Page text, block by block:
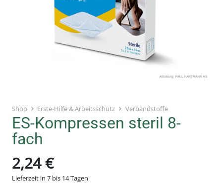
Shop Erste-Hilfe & Arbeitsschutz Verbandstoffe
ES-Kompressen steril 8-
fach
2,24€
Lieferzeit in 7 bis 14 Tagen